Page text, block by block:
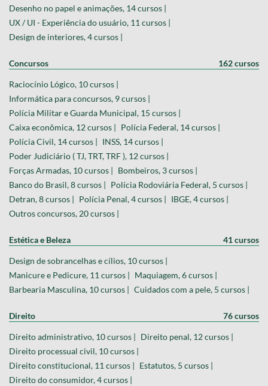
Desenho no papel e animações, 14 cursos |
UX / UI - Experiência do usuário, 11 cursos |
Design de interiores, 4 cursos |
Concursos 162 cursos
Raciocínio Lógico, 10 cursos |
Informática para concursos, 9 cursos |
Polícia Militar e Guarda Municipal, 15 cursos |
Caixa econômica, 12 cursos |
Polícia Federal, 14 cursos |
Polícia Civil, 14 cursos |
INSS, 14 cursos |
Poder Judiciário ( TJ, TRT, TRF ), 12 cursos |
Forças Armadas, 10 cursos |
Bombeiros, 3 cursos |
Banco do Brasil, 8 cursos |
Polícia Rodoviária Federal, 5 cursos |
Detran, 8 cursos |
Polícia Penal, 4 cursos |
IBGE, 4 cursos |
Outros concursos, 20 cursos |
Estética e Beleza 41 cursos
Design de sobrancelhas e cílios, 10 cursos |
Manicure e Pedicure, 11 cursos |
Maquiagem, 6 cursos |
Barbearia Masculina, 10 cursos |
Cuidados com a pele, 5 cursos |
Direito 76 cursos
Direito administrativo, 10 cursos |
Direito penal, 12 cursos |
Direito processual civil, 10 cursos |
Direito constitucional, 11 cursos |
Estatutos, 5 cursos |
Direito do consumidor, 4 cursos |